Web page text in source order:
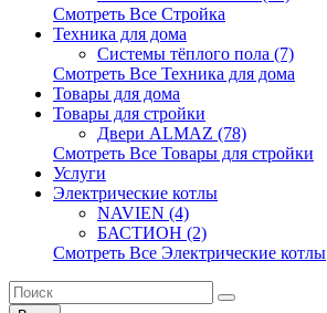
Смотреть Все Стройка
Техника для дома
Системы тёплого пола (7)
Смотреть Все Техника для дома
Товары для дома
Товары для стройки
Двери ALMAZ (78)
Смотреть Все Товары для стройки
Услуги
Электрические котлы
NAVIEN (4)
БАСТИОН (2)
Смотреть Все Электрические котлы